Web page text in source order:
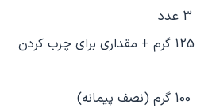
کره 125 گرم + مقداری برای چرب کردن